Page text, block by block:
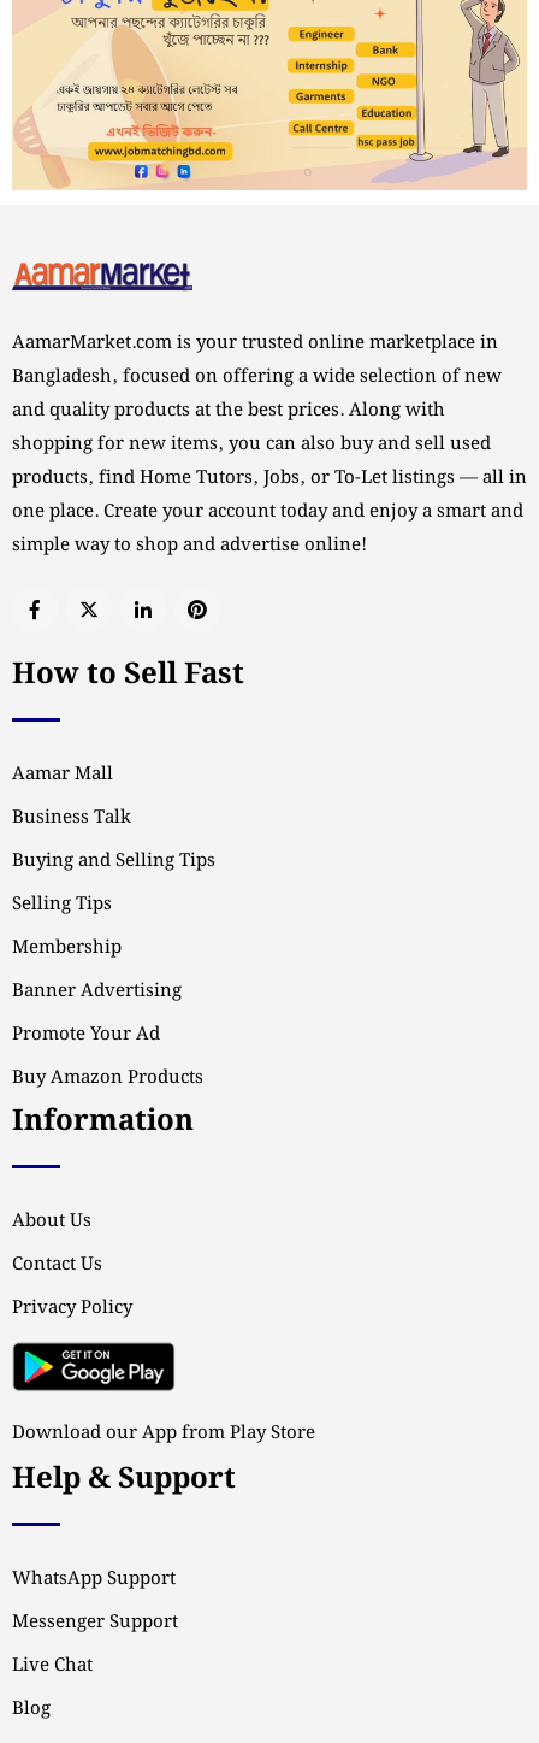
AamarMarket.com is your trusted online marketplace in
Bangladesh, focused on offering a wide selection of new
and quality products at the best prices. Along with
shopping for new items, you can also buy and sell used
products, find Home Tutors, Jobs, or To-Let listings — all in
one place. Create your account today and enjoy a smart and
simple way to shop and advertise online!
How to Sell Fast
Aamar Mall
Business Talk
Buying and Selling Tips
Selling Tips
Membership
Banner Advertising
Promote Your Ad
Buy Amazon Products
Information
About Us
Contact Us
Privacy Policy
Download our App from Play Store
Help & Support
WhatsApp Support
Messenger Support
Live Chat
Blog